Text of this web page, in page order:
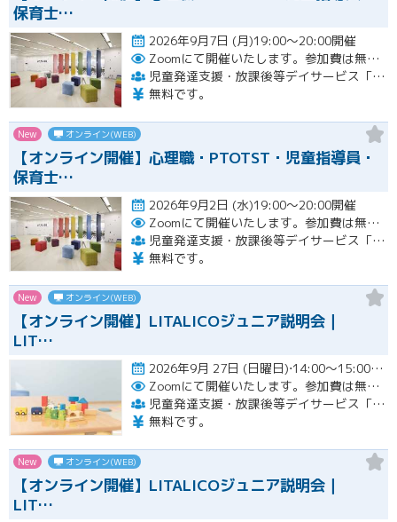
保育士…
2026年9月7日 (月)19:00～20:00開催
Zoomにて開催いたします。参加費は無料です。
児童発達支援・放課後等デイサービス「LITALICOジュニア」
無料です。
New オンライン(WEB)
【オンライン開催】心理職・PTOTST・児童指導員・
保育士…
2026年9月2日 (水)19:00～20:00開催
Zoomにて開催いたします。参加費は無料です。
児童発達支援・放課後等デイサービス「LITALICOジュニア」
無料です。
New オンライン(WEB)
【オンライン開催】LITALICOジュニア説明会｜
LIT…
2026年9月 27日 (日曜日)⋅14:00～15:00開催
Zoomにて開催いたします。参加費は無料です。
児童発達支援・放課後等デイサービス「LITALICOジュニア」
無料です。
New オンライン(WEB)
【オンライン開催】LITALICOジュニア説明会｜
LIT…